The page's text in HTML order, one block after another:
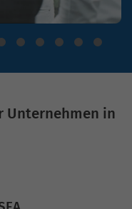
Unternehmen in